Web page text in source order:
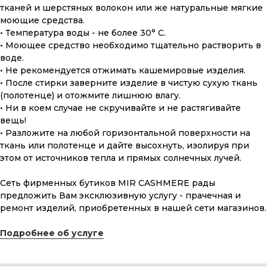
тканей и шерстяных волокон или же натуральные мягкие
моющие средства.
• Температура воды - не более 30° С.
• Моющее средство необходимо тщательно растворить в
воде.
• Не рекомендуется отжимать кашемировые изделия.
• После стирки заверните изделие в чистую сухую ткань
(полотенце) и отожмите лишнюю влагу.
• Ни в коем случае не скручивайте и не растягивайте
вещь!
• Разложите на любой горизонтальной поверхности на
ткань или полотенце и дайте высохнуть, изолируя при
этом от источников тепла и прямых солнечных лучей.
Сеть фирменных бутиков MIR CASHMERE рады
предложить Вам эксклюзивную услугу - прачечная и
ремонт изделий, приобретенных в нашей сети магазинов.
Подробнее об услуге
ПОДАРОЧНАЯ КАРТА
Что может быть лучше подарка,
сделанного с любовью, теплом
и рассчитанного на долгие годы?
КУПИТЬ КАРТУ
Скидка 10% за подписку